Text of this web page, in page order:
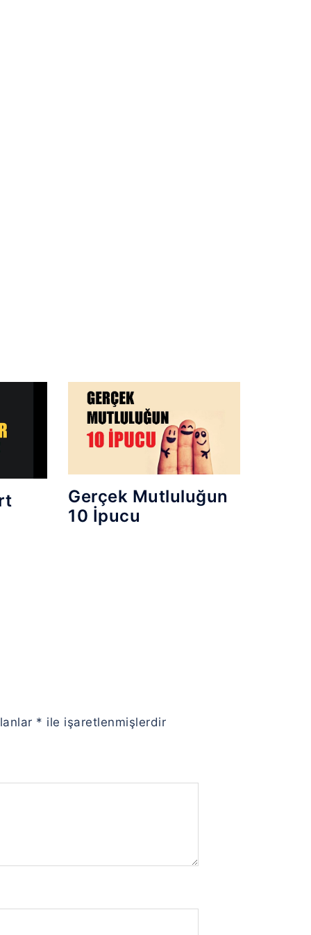
Gerçek Mutluluğun
10 İpucu
* ile işaretlenmişlerdir